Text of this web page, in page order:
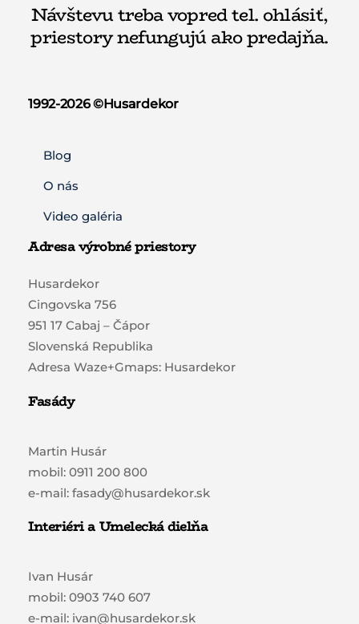
Návštevu treba vopred tel. ohlásiť,
priestory nefungujú ako predajňa.
1992-2026 ©️Husardekor
Blog
O nás
Video galéria
Adresa výrobné priestory
Husardekor
Cingovska 756
951 17 Cabaj – Čápor
Slovenská Republika
Adresa Waze+Gmaps: Husardekor
Fasády
Martin Husár
mobil: 0911 200 800
e-mail: fasady@husardekor.sk
Interiéri a Umelecká dielňa
Ivan Husár
mobil: 0903 740 607
e-mail: ivan@husardekor.sk